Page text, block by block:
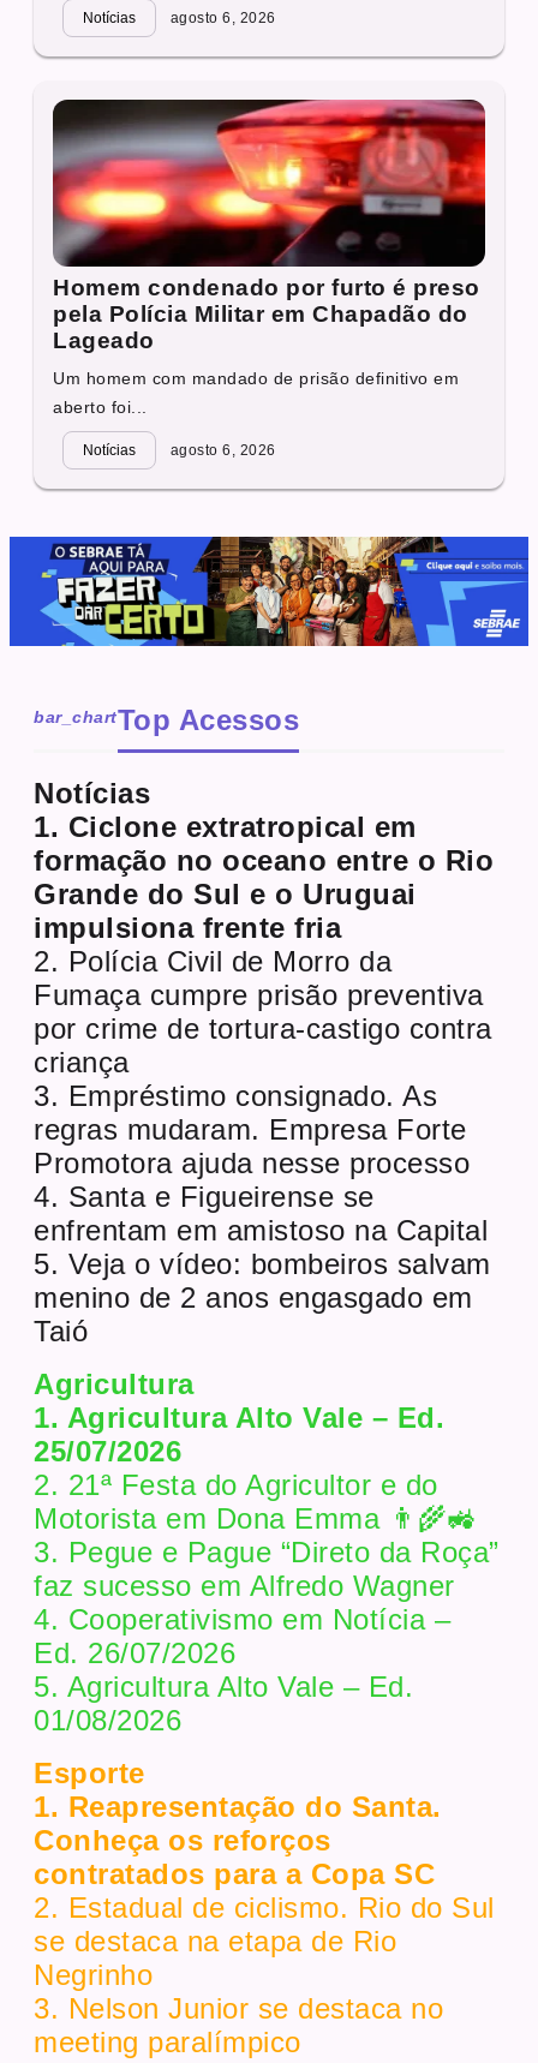
Notícias agosto 6, 2026
Homem condenado por furto é preso
pela Polícia Militar em Chapadão do
Lageado
Um homem com mandado de prisão definitivo em
aberto foi...
Notícias agosto 6, 2026
bar_chartTop Acessos
Notícias
1. Ciclone extratropical em
formação no oceano entre o Rio
Grande do Sul e o Uruguai
impulsiona frente fria
2. Polícia Civil de Morro da
Fumaça cumpre prisão preventiva
por crime de tortura-castigo contra
criança
3. Empréstimo consignado. As
regras mudaram. Empresa Forte
Promotora ajuda nesse processo
4. Santa e Figueirense se
enfrentam em amistoso na Capital
5. Veja o vídeo: bombeiros salvam
menino de 2 anos engasgado em
Taió
Agricultura
1. Agricultura Alto Vale – Ed.
25/07/2026
2. 21ª Festa do Agricultor e do
Motorista em Dona Emma 👨‍🌾🚜
3. Pegue e Pague “Direto da Roça”
faz sucesso em Alfredo Wagner
4. Cooperativismo em Notícia –
Ed. 26/07/2026
5. Agricultura Alto Vale – Ed.
01/08/2026
Esporte
1. Reapresentação do Santa.
Conheça os reforços
contratados para a Copa SC
2. Estadual de ciclismo. Rio do Sul
se destaca na etapa de Rio
Negrinho
3. Nelson Junior se destaca no
meeting paralímpico